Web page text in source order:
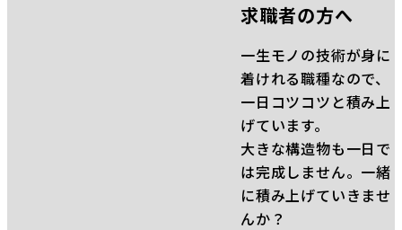
求職者の方へ
一生モノの技術が身に
着けれる職種なので、
一日コツコツと積み上
げています。
大きな構造物も一日で
は完成しません。一緒
に積み上げていきませ
んか？